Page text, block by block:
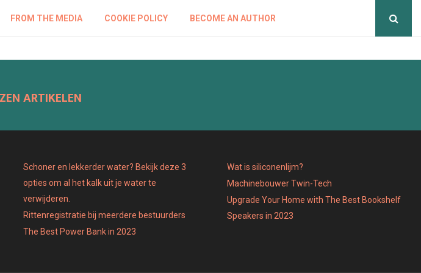
FROM THE MEDIA COOKIE POLICY BECOME AN AUTHOR
ARTIKELEN
Schoner en lekkerder water? Bekijk deze 3
opties om al het kalk uit je water te
verwijderen.
Rittenregistratie bij meerdere bestuurders
The Best Power Bank in 2023
Wat is siliconenlijm?
Machinebouwer Twin-Tech
Upgrade Your Home with The Best Bookshelf
Speakers in 2023